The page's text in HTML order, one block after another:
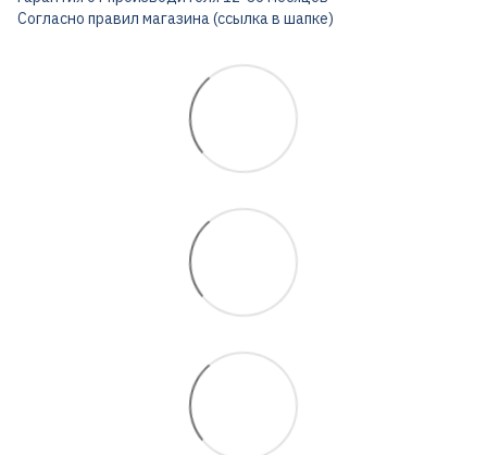
Согласно правил магазина (ссылка в шапке)